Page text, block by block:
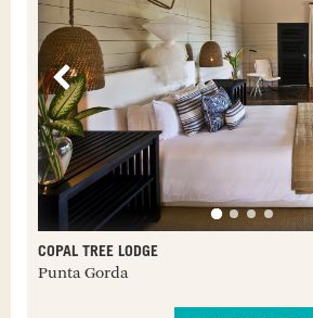
Vorige
COPAL TREE LODGE
Punta Gorda